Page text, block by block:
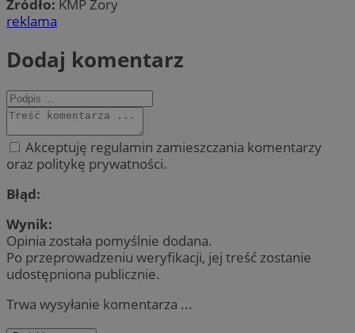
Źródło: KMP Żory
reklama
Dodaj komentarz
Akceptuję regulamin zamieszczania komentarzy
oraz politykę prywatności.
Błąd:
Wynik:
Opinia została pomyślnie dodana.
Po przeprowadzeniu weryfikacji, jej treść zostanie
udostępniona publicznie.
Trwa wysyłanie komentarza ...